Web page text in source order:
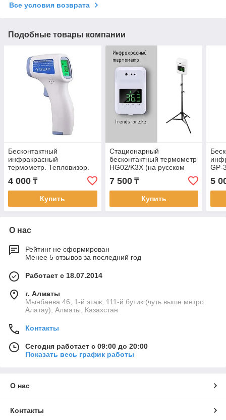
Все условия возврата
Подобные товары компании
Бесконтактный
инфракрасный
термометр. Тепловизор.
Пирометр
4 000 ₸
Купить
Стационарный
бесконтактный термометр
HG02/K3X (на русском
7 500₸
Купить
GP-
5
О нас
Рейтинг не сформирован
Менее 5 отзывов за последний год
Работает с 18.07.2014
г. Алматы
Мынбаева 46, 1-й этаж, 111-й бутик (чуть выше метро
Алатау), Алматы, Казахстан
Контакты
Сегодня работает с 09:00 до 20:00
Показать весь график работы
О нас
Контакты